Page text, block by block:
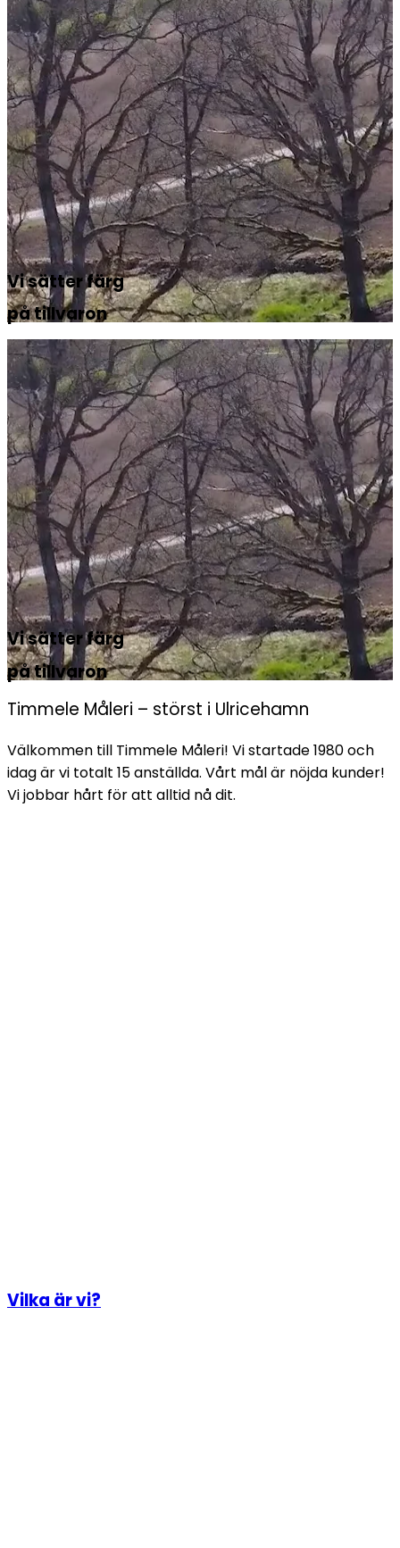
Vi sätter färg
på tillvaron
Vi sätter färg
på tillvaron
Timmele Måleri – störst i Ulricehamn
Välkommen till Timmele Måleri! Vi startade 1980 och
idag är vi totalt 15 anställda. Vårt mål är nöjda kunder!
Vi jobbar hårt för att alltid nå dit.